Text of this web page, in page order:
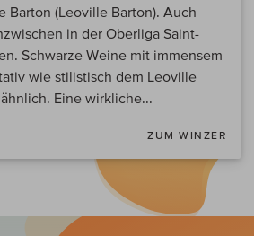
Barton (Leoville Barton). Auch
in der Oberliga Saint-
Schwarze Weine mit immensem
wie stilistisch dem Leoville
Eine wirkliche...
ZUM WINZER